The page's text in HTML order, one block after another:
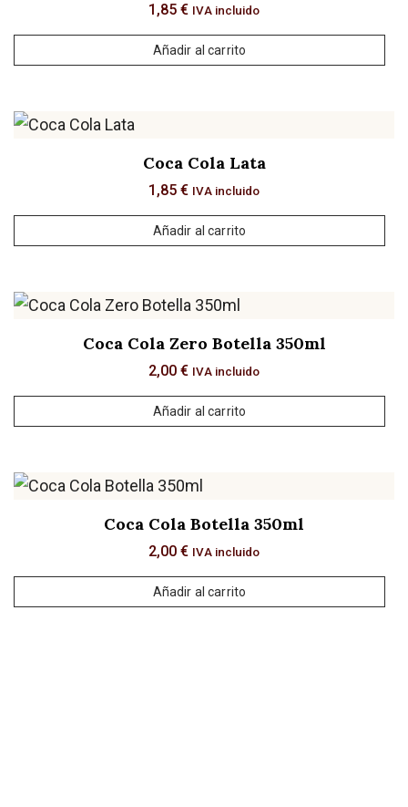
1,85 € IVA incluido
Añadir al carrito
Coca Cola Lata
1,85 € IVA incluido
Añadir al carrito
Coca Cola Zero Botella 350ml
2,00 € IVA incluido
Añadir al carrito
Coca Cola Botella 350ml
2,00 € IVA incluido
Añadir al carrito